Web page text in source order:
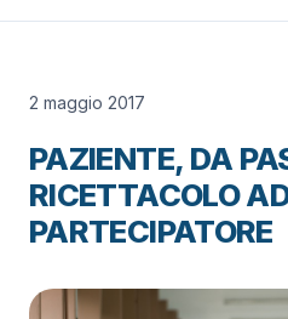
2 maggio 2017
PAZIENTE, DA
RICETTACOLO
PARTECIPATORE